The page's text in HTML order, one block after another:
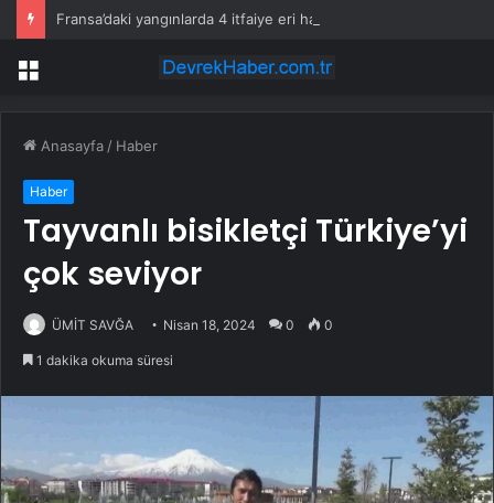
Fransa’daki yangınlarda 4 itfaiye eri hayatını kaybetti
Menü
Anasayfa / Haber
Haber
Tayvanlı bisikletçi Türkiye’yi
çok seviyor
ÜMİT SAVĞA Nisan 18, 2024 0 0
1 dakika okuma süresi